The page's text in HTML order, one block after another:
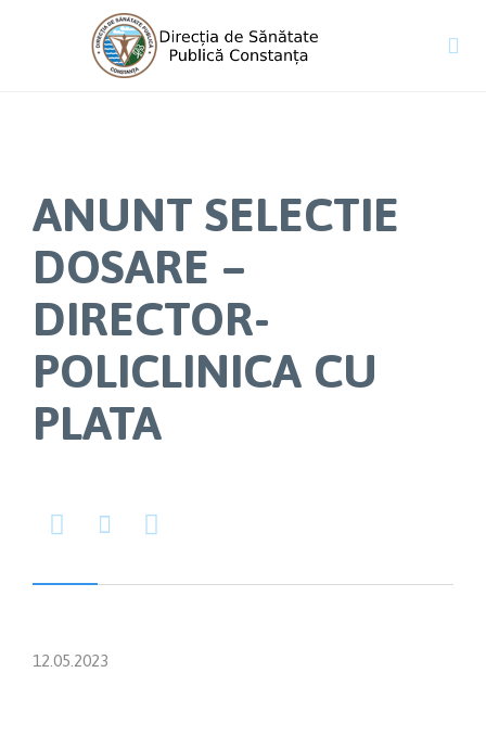

ANUNT SELECTIE
DOSARE –
DIRECTOR-
POLICLINICA CU
PLATA
  
12.05.2023